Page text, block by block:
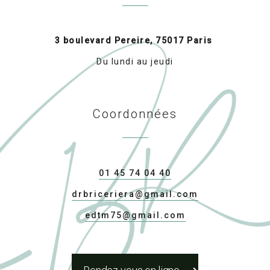
3 boulevard Pereire, 75017 Paris
Du lundi au jeudi
Coordonnées
01 45 74 04 40
drbriceriera@gmail.com
edtm75@gmail.com